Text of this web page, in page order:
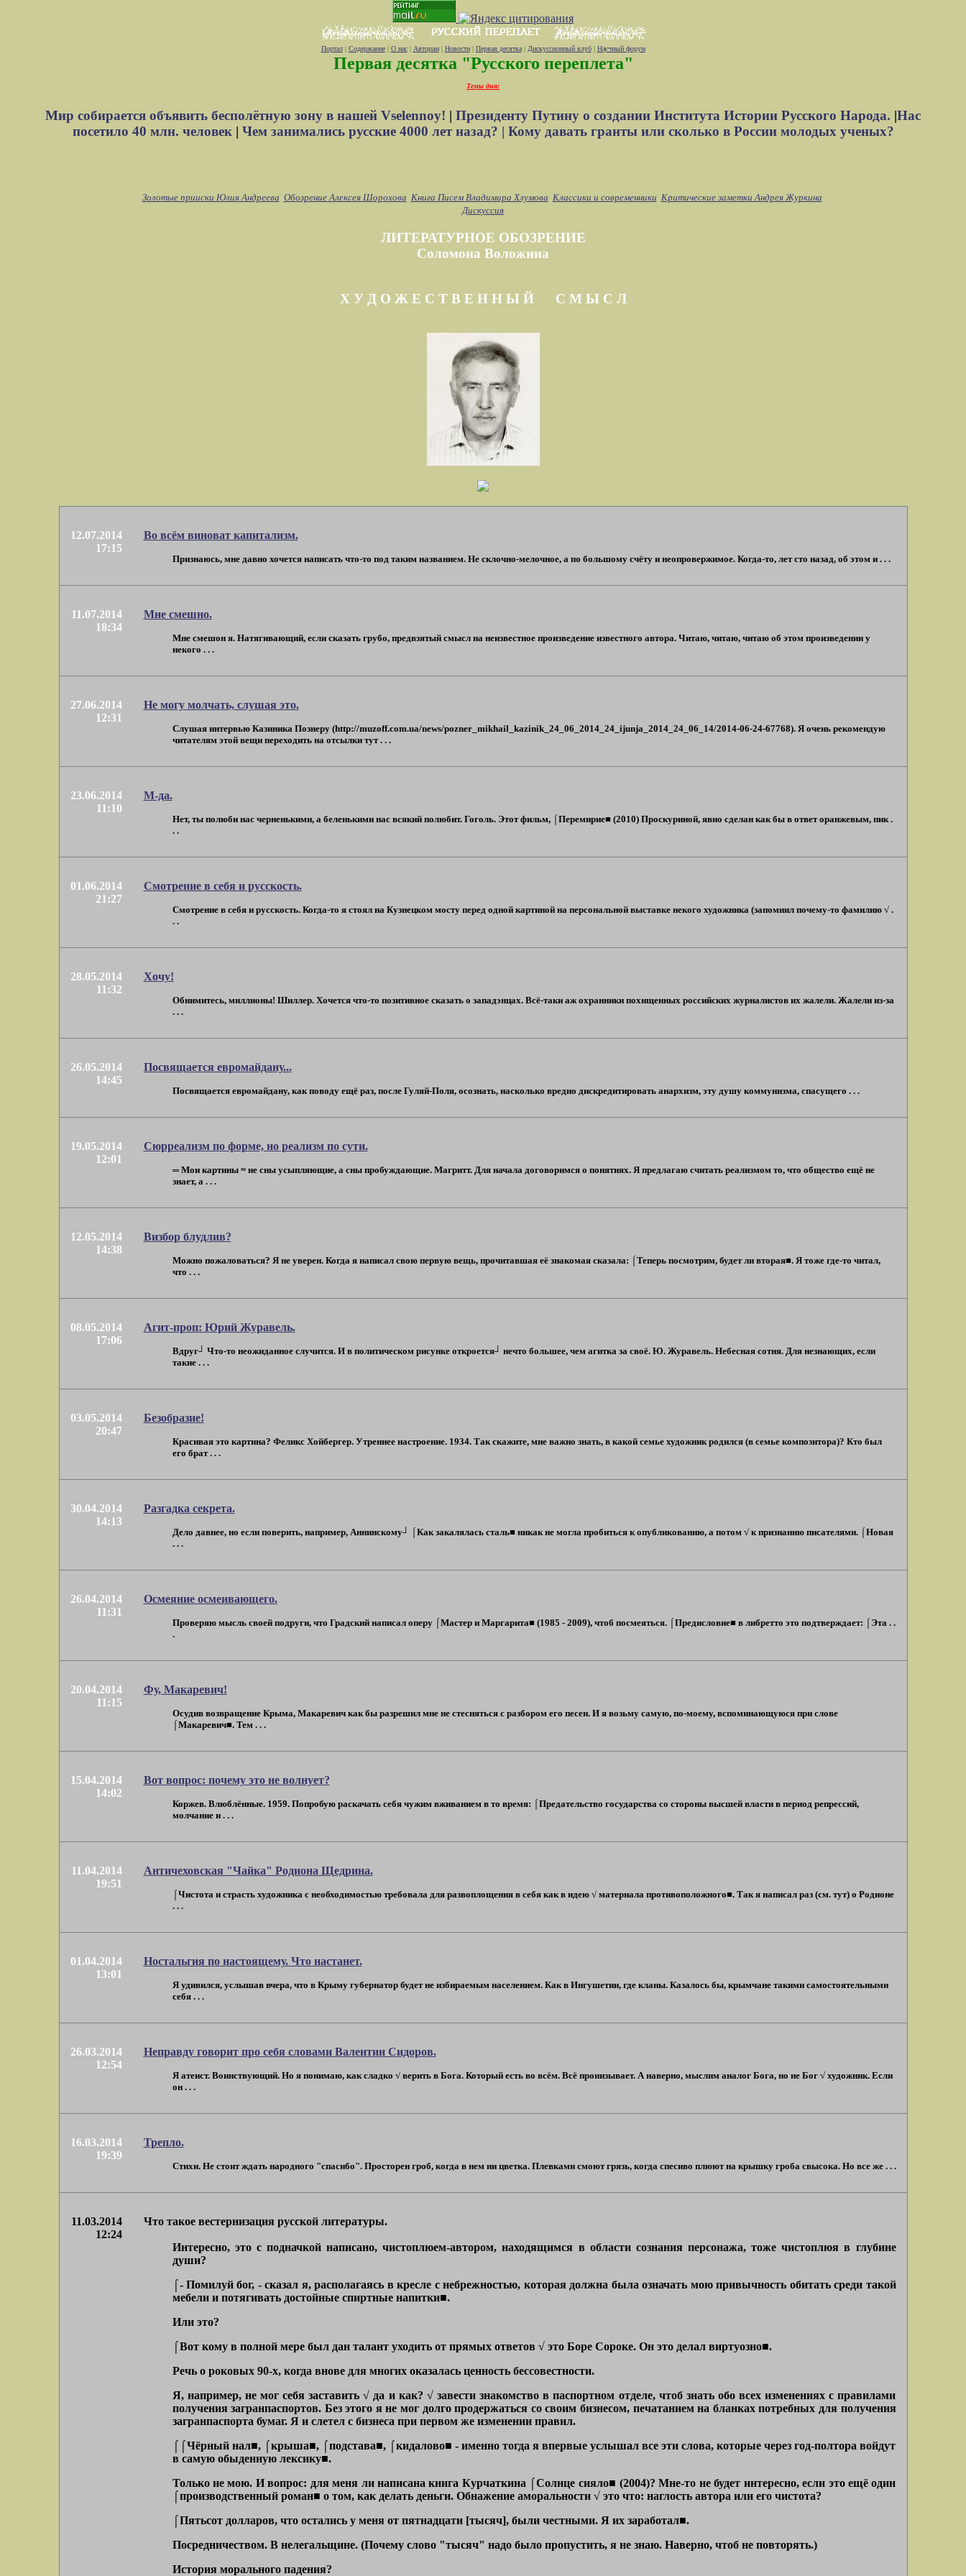
Портал| Содержание| О нас| Авторам| Новости| Первая десятка| Дискуссионный клуб| Научный форум
Первая десятка "Русского переплета"
Темы дня:
Мир собирается объявить бесполётную зону в нашей Vselennoy! | Президенту Путину о создании Института Истории Русского Народа. |Нас
посетило 40 млн. человек| Чем занимались русские 4000 лет назад? | Кому давать гранты или сколько в России молодых ученых?
Золотые прииски Юлия Андреева Обозрение Алексея Шорохова Книга Писем Владимира Хлумова Классики и современники Критические заметки Андрея Журкина
Дискуссия
ЛИТЕРАТУРНОЕ ОБОЗРЕНИЕ
Соломона Воложина
Х У Д О Ж Е С Т В Е Н Н Ы Й С М Ы С Л
12.07.2014
17:15
Во всём виноват капитализм.
Признаюсь, мне давно хочется написать что-то под таким названием. Не склочно-мелочное, а по большому счёту и неопровержимое. Когда-то, лет сто назад, об этом и . . .
11.07.2014
18:34
Мне смешно.
Мне смешон я. Натягивающий, если сказать грубо, предвзятый смысл на неизвестное произведение известного автора. Читаю, читаю, читаю об этом произведении у
некого . . .
27.06.2014
12:31
Не могу молчать, слушая это.
Слушая интервью Казиника Познеру (http://muzoff.com.ua/news/pozner_mikhail_kazinik_24_06_2014_24_ijunja_2014_24_06_14/2014-06-24-67768). Я очень рекомендую
читателям этой вещи переходить на отсылки тут . . .
23.06.2014
11:10
М-да.
Нет, ты полюби нас черненькими, а беленькими нас всякий полюбит. Гоголь. Этот фильм, ⌠Перемирие■ (2010) Проскуриной, явно сделан как бы в ответ оранжевым, пик .
. .
01.06.2014
21:27
Смотрение в себя и русскость.
Смотрение в себя и русскость. Когда-то я стоял на Кузнецком мосту перед одной картиной на персональной выставке некого художника (запомнил почему-то фамилию √ .
. .
28.05.2014
11:32
Хочу!
Обнимитесь, миллионы! Шиллер. Хочется что-то позитивное сказать о западэнцах. Всё-таки аж охранники похищенных российских журналистов их жалели. Жалели из-за
. . .
26.05.2014
14:45
Посвящается евромайдану...
Посвящается евромайдану, как поводу ещё раз, после Гуляй-Поля, осознать, насколько вредно дискредитировать анархизм, эту душу коммунизма, спасущего . . .
19.05.2014
12:01
Сюрреализм по форме, но реализм по сути.
═ Мои картины ≈ не сны усыпляющие, а сны пробуждающие. Магритт. Для начала договоримся о понятиях. Я предлагаю считать реализмом то, что общество ещё не
знает, а . . .
12.05.2014
14:38
Визбор блудлив?
Можно пожаловаться? Я не уверен. Когда я написал свою первую вещь, прочитавшая её знакомая сказала: ⌠Теперь посмотрим, будет ли вторая■. Я тоже где-то читал,
что . . .
08.05.2014
17:06
Агит-проп: Юрий Журавель.
Вдруг┘ Что-то неожиданное случится. И в политическом рисунке откроется┘ нечто большее, чем агитка за своё. Ю. Журавель. Небесная сотня. Для незнающих, если
такие . . .
03.05.2014
20:47
Безобразие!
Красивая это картина? Феликс Хойбергер. Утреннее настроение. 1934. Так скажите, мне важно знать, в какой семье художник родился (в семье композитора)? Кто был
его брат . . .
30.04.2014
14:13
Разгадка секрета.
Дело давнее, но если поверить, например, Аннинскому┘ ⌠Как закалялась сталь■ никак не могла пробиться к опубликованию, а потом √ к признанию писателями. ⌠Новая
. . .
26.04.2014
11:31
Осмеяние осмеивающего.
Проверяю мысль своей подруги, что Градский написал оперу ⌠Мастер и Маргарита■ (1985 - 2009), чтоб посмеяться. ⌠Предисловие■ в либретто это подтверждает: ⌠Эта . .
.
20.04.2014
11:15
Фу, Макаревич!
Осудив возвращение Крыма, Макаревич как бы разрешил мне не стесняться с разбором его песен. И я возьму самую, по-моему, вспоминающуюся при слове
⌠Макаревич■. Тем . . .
15.04.2014
14:02
Вот вопрос: почему это не волнует?
Коржев. Влюблённые. 1959. Попробую раскачать себя чужим вживанием в то время: ⌠Предательство государства со стороны высшей власти в период репрессий,
молчание и . . .
11.04.2014
19:51
Античеховская "Чайка" Родиона Щедрина.
⌠Чистота и страсть художника с необходимостью требовала для развоплощения в себя как в идею √ материала противоположного■. Так я написал раз (см. тут) о Родионе
. . .
01.04.2014
13:01
Ностальгия по настоящему. Что настанет.
Я удивился, услышав вчера, что в Крыму губернатор будет не избираемым населением. Как в Ингушетии, где кланы. Казалось бы, крымчане такими самостоятельными
себя . . .
26.03.2014
12:54
Неправду говорит про себя словами Валентин Сидоров.
Я атеист. Воинствующий. Но я понимаю, как сладко √ верить в Бога. Который есть во всём. Всё пронизывает. А наверно, мыслим аналог Бога, но не Бог √ художник. Если
он . . .
16.03.2014
19:39
Трепло.
Стихи. Не стоит ждать народного "спасибо". Просторен гроб, когда в нем ни цветка. Плевками смоют грязь, когда спесиво плюют на крышку гроба свысока. Но все же . . .
11.03.2014
12:24
Что такое вестернизация русской литературы.
Интересно, это с подначкой написано, чистоплюем-автором, находящимся в области сознания персонажа, тоже чистоплюя в глубине
души?
⌠- Помилуй бог, - сказал я, располагаясь в кресле с небрежностью, которая должна была означать мою привычность обитать среди такой
мебели и потягивать достойные спиртные напитки■.
Или это?
⌠Вот кому в полной мере был дан талант уходить от прямых ответов √ это Боре Сороке. Он это делал виртуозно■.
Речь о роковых 90-х, когда внове для многих оказалась ценность бессовестности.
Я, например, не мог себя заставить √ да и как? √ завести знакомство в паспортном отделе, чтоб знать обо всех изменениях с правилами
получения загранпаспортов. Без этого я не мог долго продержаться со своим бизнесом, печатанием на бланках потребных для получения
загранпаспорта бумаг. Я и слетел с бизнеса при первом же изменении правил.
⌠⌠Чёрный нал■, ⌠крыша■, ⌠подстава■, ⌠кидалово■ - именно тогда я впервые услышал все эти слова, которые через год-полтора войдут
в самую обыденную лексику■.
Только не мою. И вопрос: для меня ли написана книга Курчаткина ⌠Солнце сияло■ (2004)? Мне-то не будет интересно, если это ещё один
⌠производственный роман■ о том, как делать деньги. Обнажение аморальности √ это что: наглость автора или его чистота?
⌠Пятьсот долларов, что остались у меня от пятнадцати[тысяч], были честными. Я их заработал■.
Посредничеством. В нелегальщине. (Почему слово "тысяч" надо было пропустить, я не знаю. Наверно, чтоб не повторять.)
История морального падения?